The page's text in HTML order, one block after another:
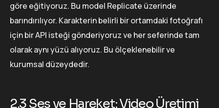
göre eğitiyoruz. Bu model Replicate üzerinde
barındırılıyor. Karakterin belirli bir ortamdaki fotoğrafı
için bir API isteği gönderiyoruz ve her seferinde tam
olarak aynı yüzü alıyoruz. Bu ölçeklenebilir ve
kurumsal düzeydedir.
2.3 Ses ve Hareket: Video Üretimi